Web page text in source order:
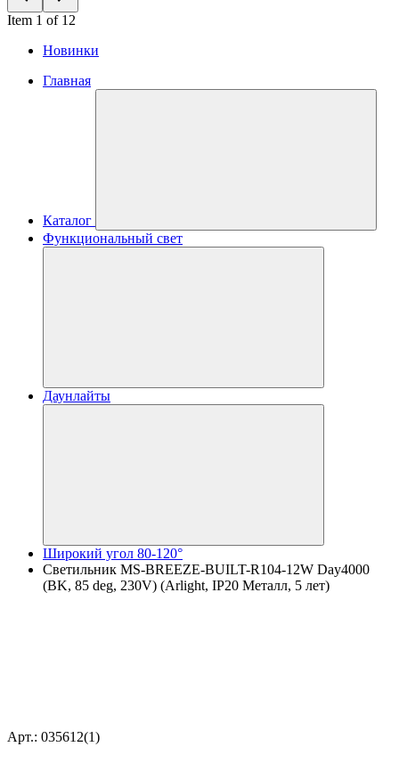
Item 1 of 12
Новинки
Главная
Каталог
Функциональный свет
Даунлайты
Широкий угол 80-120°
Светильник MS-BREEZE-BUILT-R104-12W Day4000
(BK, 85 deg, 230V) (Arlight, IP20 Металл, 5 лет)
Арт.: 035612(1)